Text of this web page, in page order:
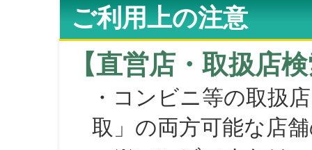
ご利用上の注意
【直営店・取扱店
・コンビニ等の取扱
取」の両方可能な店